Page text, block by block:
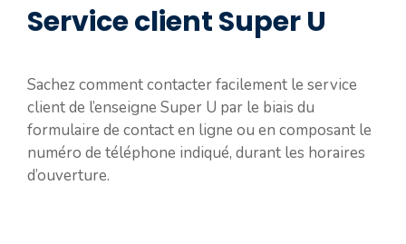
Service client Super U
Sachez comment contacter facilement le service
client de l’enseigne Super U par le biais du
formulaire de contact en ligne ou en composant le
numéro de téléphone indiqué, durant les horaires
d’ouverture.